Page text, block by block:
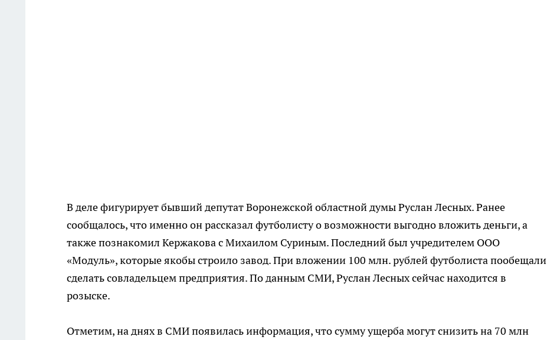
В деле фигурирует бывший депутат Воронежской областной думы Руслан Лесных. Ранее
сообщалось, что именно он рассказал футболисту о возможности выгодно вложить деньги, а
также познакомил Кержакова с Михаилом Суриным. Последний был учредителем ООО
«Модуль», которые якобы строило завод. При вложении 100 млн. рублей футболиста пообещали
сделать совладельцем предприятия. По данным СМИ, Руслан Лесных сейчас находится в
розыске.
Отметим, на днях в СМИ появилась информация, что сумму ущерба могут снизить на 70 млн